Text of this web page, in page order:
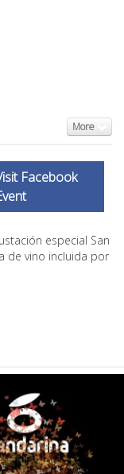
More
Facebook
especial San
de vino incluida por